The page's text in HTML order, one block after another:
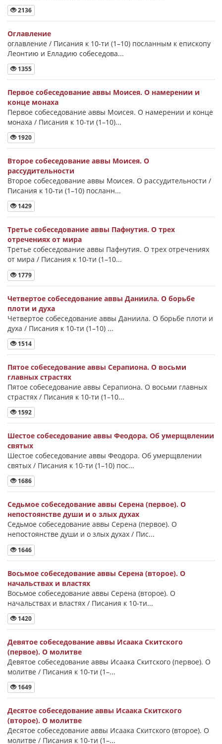
2136
Оглавление
оглавление / Писания к 10-ти (1–10) посланным к епископу
Леонтию и Елладию собеседова...
1355
Первое собеседование аввы Моисея. О намерении и
конце монаха
Первое собеседование аввы Моисея. О намерении и конце
монаха / Писания к 10-ти (1–10)...
1920
Второе собеседование аввы Моисея. О
рассудительности
Второе собеседование аввы Моисея. О рассудительности /
Писания к 10-ти (1–10) посланн...
1429
Третье собеседование аввы Пафнутия. О трех
отречениях от мира
Третье собеседование аввы Пафнутия. О трех отречениях
от мира / Писания к 10-ти (1–10...
1779
Четвертое собеседование аввы Даниила. О борьбе
плоти и духа
Четвертое собеседование аввы Даниила. О борьбе плоти и
духа / Писания к 10-ти (1–10) ...
1514
Пятое собеседование аввы Серапиона. О восьми
главных страстях
Пятое собеседование аввы Серапиона. О восьми главных
страстях / Писания к 10-ти (1–10...
1592
Шестое собеседование аввы Феодора. Об умерщвлении
святых
Шестое собеседование аввы Феодора. Об умерщвлении
святых / Писания к 10-ти (1–10) пос...
1686
Седьмое собеседование аввы Серена (первое). О
непостоянстве души и о злых духах
Седьмое собеседование аввы Серена (первое). О
непостоянстве души и о злых духах / Пис...
1646
Восьмое собеседование аввы Серена (второе). О
начальствах и властях
Восьмое собеседование аввы Серена (второе). О
начальствах и властях / Писания к 10-ти...
1420
Девятое собеседование аввы Исаака Скитского
(первое). О молитве
Девятое собеседование аввы Исаака Скитского (первое). О
молитве / Писания к 10-ти (1–...
1649
Десятое собеседование аввы Исаака Скитского
(второе). О молитве
Десятое собеседование аввы Исаака Скитского (второе). О
молитве / Писания к 10-ти (1–...